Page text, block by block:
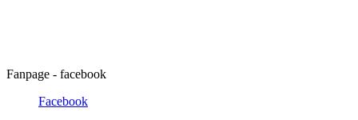
Fanpage - facebook
Facebook